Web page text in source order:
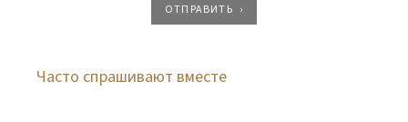
ОТПРАВИТЬ
Часто спрашивают вместе